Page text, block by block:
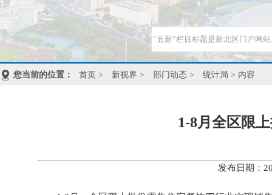
您当前的位置： 首页 > 新视界 > 部门动态 > 统计局 > 内容
1-8月全区限
发布日期：